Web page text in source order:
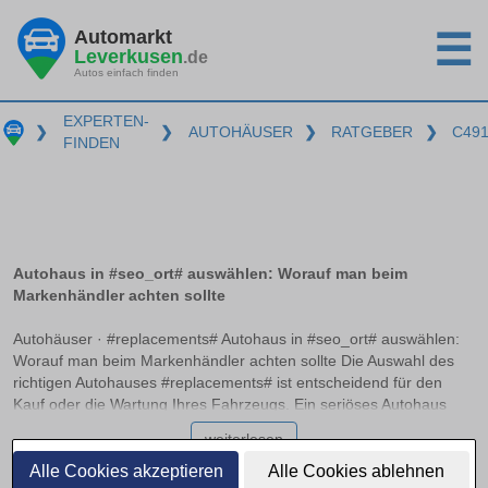
Alle Cookies akzeptieren Alle Cookies ablehnen
Automarkt
Leverkusen.de
Autos einfach finden ☰
❯
EXPERTEN-
FINDEN
❯ AUTOHÄUSER ❯ RATGEBER ❯
Autohaus in #seo_ort# auswählen: Worauf man beim
Markenhändler achten sollte
Autohäuser · #replacements# Autohaus in #seo_ort# auswählen:
Worauf man beim Markenhändler achten sollte Die Auswahl des
richtigen Autohauses #replacements# ist entscheidend für den
Kauf oder die Wartung Ihres Fahrzeugs. Ein seriöses Autohaus
zeichnet sich durch Transparenz, Fachkompetenz und
Zuverlässigkeit aus. Doch wie unterscheidet man zwischen einem
Vertragshändler, autorisierten Servicepartnern und freien
weiterlesen